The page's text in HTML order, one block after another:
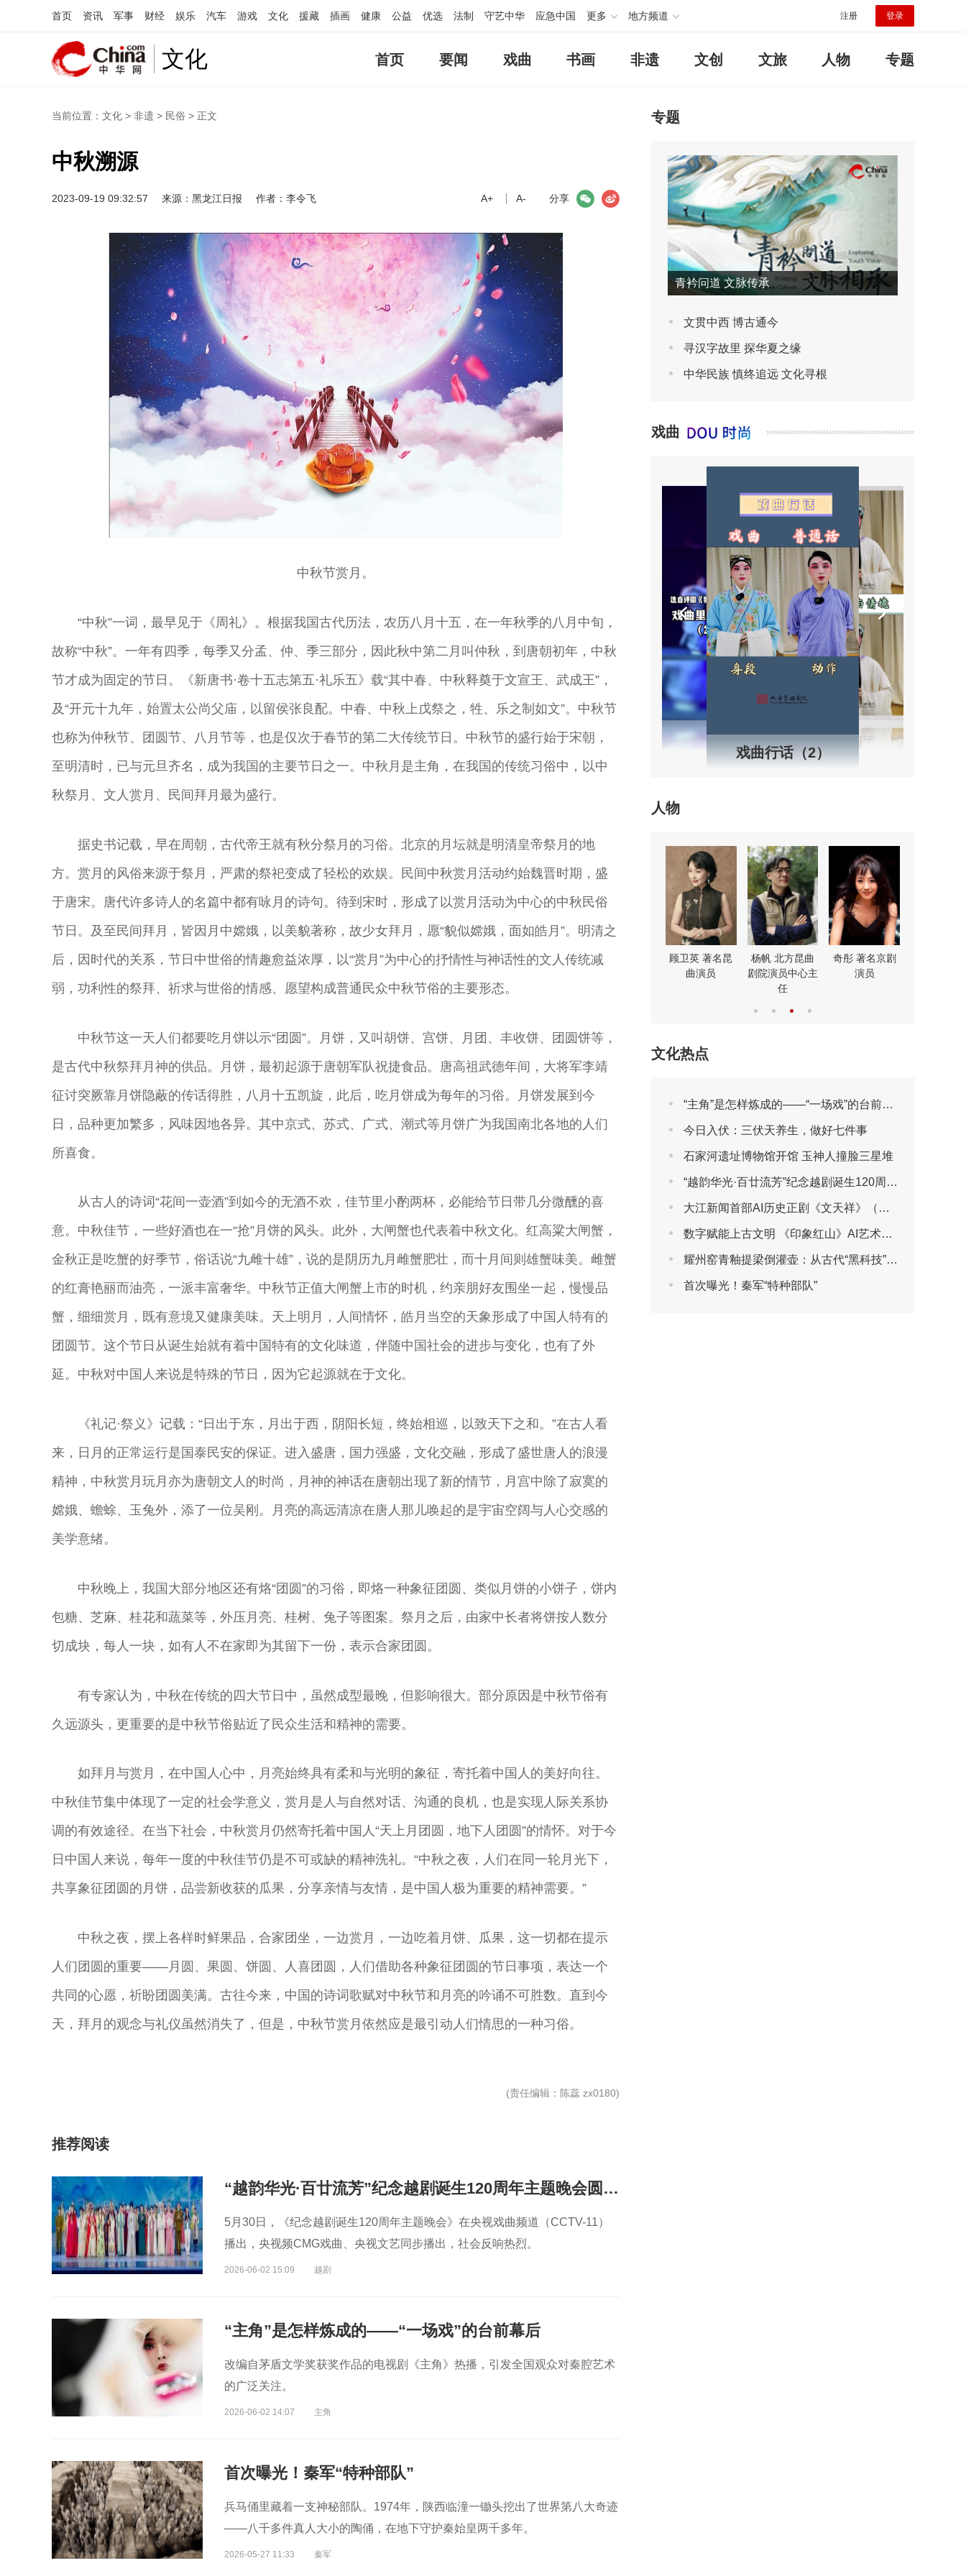
首页 资讯 军事 财经 娱乐 汽车 游戏 文化 援藏 插画 健康 公益 优选 法制 守艺中华 应急中国 更多 地方频道 注册 登录
文化 首页 要闻 戏曲 书画 非遗 文创 文旅 人物 专题
当前位置： 文化 > 非遗 > 民俗 > 正文
中秋溯源
2023-09-19 09:32:57 来源：黑龙江日报 作者：李令飞 分享
微信
A+ A-
中秋节赏月。
“中秋”一词，最早见于《周礼》。根据我国古代历法，农历八月十五，在一年秋季的八月中旬，
故称“中秋”。一年有四季，每季又分孟、仲、季三部分，因此秋中第二月叫仲秋，到唐朝初年，中秋
节才成为固定的节日。《新唐书·卷十五志第五·礼乐五》载“其中春、中秋释奠于文宣王、武成王”，
及“开元十九年，始置太公尚父庙，以留侯张良配。中春、中秋上戊祭之，牲、乐之制如文”。中秋节
也称为仲秋节、团圆节、八月节等，也是仅次于春节的第二大传统节日。中秋节的盛行始于宋朝，
至明清时，已与元旦齐名，成为我国的主要节日之一。中秋月是主角，在我国的传统习俗中，以中
秋祭月、文人赏月、民间拜月最为盛行。
据史书记载，早在周朝，古代帝王就有秋分祭月的习俗。北京的月坛就是明清皇帝祭月的地
方。赏月的风俗来源于祭月，严肃的祭祀变成了轻松的欢娱。民间中秋赏月活动约始魏晋时期，盛
于唐宋。唐代许多诗人的名篇中都有咏月的诗句。待到宋时，形成了以赏月活动为中心的中秋民俗
节日。及至民间拜月，皆因月中嫦娥，以美貌著称，故少女拜月，愿“貌似嫦娥，面如皓月”。明清之
后，因时代的关系，节日中世俗的情趣愈益浓厚，以“赏月”为中心的抒情性与神话性的文人传统减
弱，功利性的祭拜、祈求与世俗的情感、愿望构成普通民众中秋节俗的主要形态。
中秋节这一天人们都要吃月饼以示“团圆”。月饼，又叫胡饼、宫饼、月团、丰收饼、团圆饼等，
是古代中秋祭拜月神的供品。月饼，最初起源于唐朝军队祝捷食品。唐高祖武德年间，大将军李靖
征讨突厥靠月饼隐蔽的传话得胜，八月十五凯旋，此后，吃月饼成为每年的习俗。月饼发展到今
日，品种更加繁多，风味因地各异。其中京式、苏式、广式、潮式等月饼广为我国南北各地的人们
所喜食。
从古人的诗词“花间一壶酒”到如今的无酒不欢，佳节里小酌两杯，必能给节日带几分微醺的喜
意。中秋佳节，一些好酒也在一“抢”月饼的风头。此外，大闸蟹也代表着中秋文化。红高粱大闸蟹，
金秋正是吃蟹的好季节，俗话说“九雌十雄”，说的是阴历九月雌蟹肥壮，而十月间则雄蟹味美。雌蟹
的红膏艳丽而油亮，一派丰富奢华。中秋节正值大闸蟹上市的时机，约亲朋好友围坐一起，慢慢品
蟹，细细赏月，既有意境又健康美味。天上明月，人间情怀，皓月当空的天象形成了中国人特有的
团圆节。这个节日从诞生始就有着中国特有的文化味道，伴随中国社会的进步与变化，也有了外
延。中秋对中国人来说是特殊的节日，因为它起源就在于文化。
《礼记·祭义》记载：“日出于东，月出于西，阴阳长短，终始相巡，以致天下之和。”在古人看
来，日月的正常运行是国泰民安的保证。进入盛唐，国力强盛，文化交融，形成了盛世唐人的浪漫
精神，中秋赏月玩月亦为唐朝文人的时尚，月神的神话在唐朝出现了新的情节，月宫中除了寂寞的
嫦娥、蟾蜍、玉兔外，添了一位吴刚。月亮的高远清凉在唐人那儿唤起的是宇宙空阔与人心交感的
美学意绪。
中秋晚上，我国大部分地区还有烙“团圆”的习俗，即烙一种象征团圆、类似月饼的小饼子，饼内
包糖、芝麻、桂花和蔬菜等，外压月亮、桂树、兔子等图案。祭月之后，由家中长者将饼按人数分
切成块，每人一块，如有人不在家即为其留下一份，表示合家团圆。
有专家认为，中秋在传统的四大节日中，虽然成型最晚，但影响很大。部分原因是中秋节俗有
久远源头，更重要的是中秋节俗贴近了民众生活和精神的需要。
如拜月与赏月，在中国人心中，月亮始终具有柔和与光明的象征，寄托着中国人的美好向往。
中秋佳节集中体现了一定的社会学意义，赏月是人与自然对话、沟通的良机，也是实现人际关系协
调的有效途径。在当下社会，中秋赏月仍然寄托着中国人“天上月团圆，地下人团圆”的情怀。对于今
日中国人来说，每年一度的中秋佳节仍是不可或缺的精神洗礼。“中秋之夜，人们在同一轮月光下，
共享象征团圆的月饼，品尝新收获的瓜果，分享亲情与友情，是中国人极为重要的精神需要。”
中秋之夜，摆上各样时鲜果品，合家团坐，一边赏月，一边吃着月饼、瓜果，这一切都在提示
人们团圆的重要——月圆、果圆、饼圆、人喜团圆，人们借助各种象征团圆的节日事项，表达一个
共同的心愿，祈盼团圆美满。古往今来，中国的诗词歌赋对中秋节和月亮的吟诵不可胜数。直到今
天，拜月的观念与礼仪虽然消失了，但是，中秋节赏月依然应是最引动人们情思的一种习俗。
(责任编辑 ：陈蕊 zx0180)
推荐阅读
“越韵华光·百廿流芳”纪念越剧诞生120周年主题晚会圆满播出
5月30日，《纪念越剧诞生120周年主题晚会》在央视戏曲频道（CCTV-11）
播出，央视频CMG戏曲、央视文艺同步播出，社会反响热烈。
2026-06-02 15:09 越剧
“主角”是怎样炼成的——“一场戏”的台前幕后
改编自茅盾文学奖获奖作品的电视剧《主角》热播，引发全国观众对秦腔艺术
的广泛关注。
2026-06-02 14:07 主角
首次曝光！秦军“特种部队”
兵马俑里藏着一支神秘部队。1974年，陕西临潼一锄头挖出了世界第八大奇迹
——八千多件真人大小的陶俑，在地下守护秦始皇两千多年。
2026-05-27 11:33 秦军
专题
青衿问道 文脉传承
文贯中西 博古通今
寻汉字故里 探华夏之缘
中华民族 慎终追远 文化寻根
戏曲
戏曲行话（2）
人物
奇彤 著名京剧
舒桐 著名京剧
魏春荣 著名昆
尚长荣 著名京
刘秀荣 京剧表
杨凤一 北方昆
王玉璞 京剧“鼓
顾卫英 著名昆
曲演员
杨帆 北方昆曲
剧院演员中心主
任
奇彤 著名京剧
演员
文化热点
“主角”是怎样炼成的——“一场戏”的台前幕后
今日入伏：三伏天养生，做好七件事
石家河遗址博物馆开馆 玉神人撞脸三星堆
“越韵华光·百廿流芳”纪念越剧诞生120周年主题晚会圆满播出
大江新闻首部AI历史正剧《文天祥》（第一集）
数字赋能上古文明 《印象红山》AI艺术展将于2026年7月30日亮相第三届包头艺博会
耀州窑青釉提梁倒灌壶：从古代“黑科技”到世界设计哲学，一壶通联的匠心宇宙
首次曝光！秦军“特种部队”